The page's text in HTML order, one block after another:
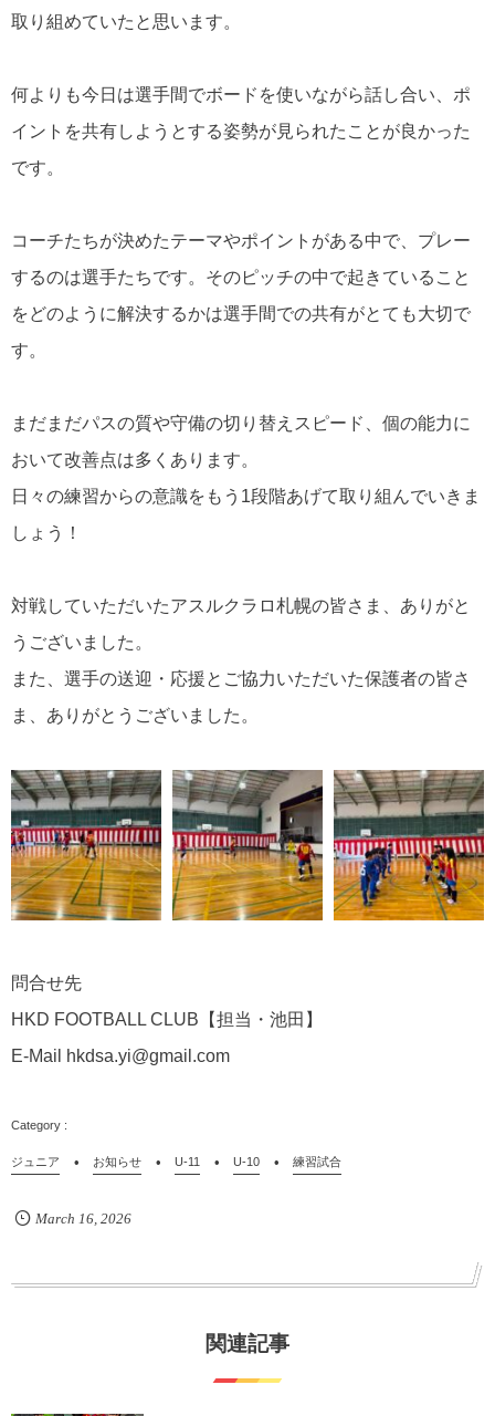
取り組めていたと思います。
何よりも今日は選手間でボードを使いながら話し合い、ポ
イントを共有しようとする姿勢が見られたことが良かった
です。
コーチたちが決めたテーマやポイントがある中で、プレー
するのは選手たちです。そのピッチの中で起きていること
をどのように解決するかは選手間での共有がとても大切で
す。
まだまだパスの質や守備の切り替えスピード、個の能力に
おいて改善点は多くあります。
日々の練習からの意識をもう1段階あげて取り組んでいきま
しょう！
対戦していただいたアスルクラロ札幌の皆さま、ありがと
うございました。
また、選手の送迎・応援とご協力いただいた保護者の皆さ
ま、ありがとうございました。
問合せ先
HKD FOOTBALL CLUB【担当・池田】
E-Mail hkdsa.yi@gmail.com
ジュニア お知らせ U-11 U-10 練習試合
March 16, 2026
関連記事